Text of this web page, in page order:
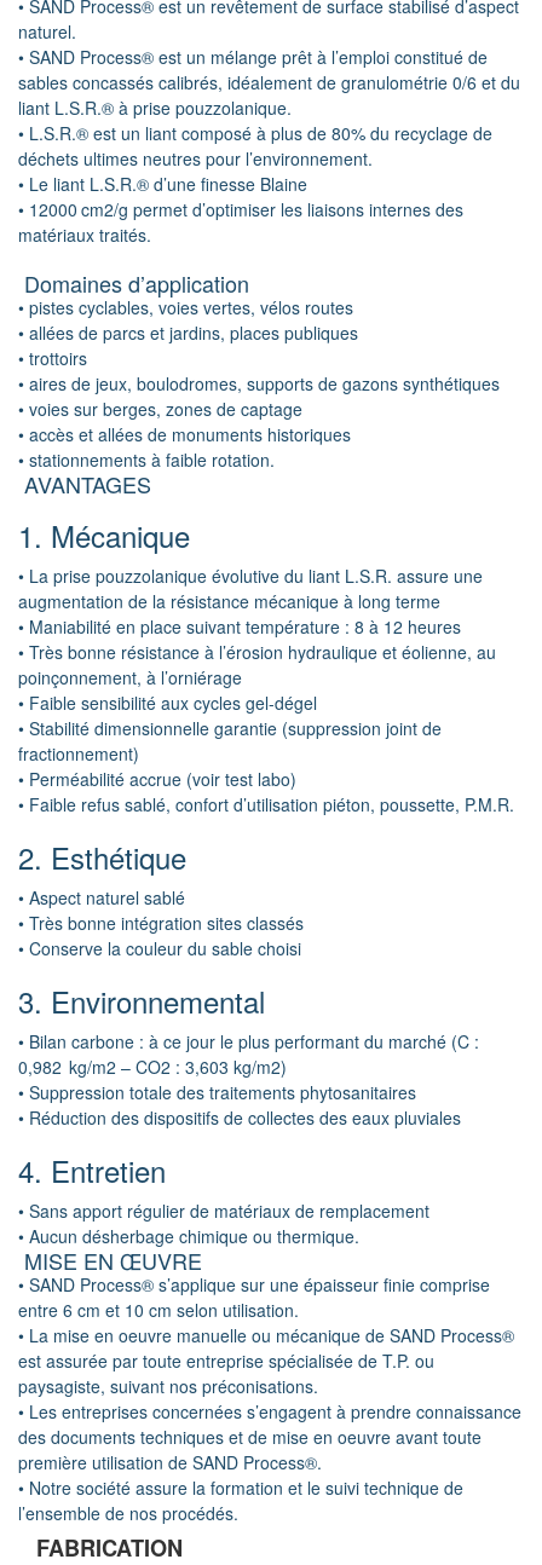
• SAND Process® est un revêtement de surface stabilisé d’aspect
naturel.
• SAND Process® est un mélange prêt à l’emploi constitué de
sables concassés calibrés, idéalement de granulométrie 0/6 et du
liant L.S.R.® à prise pouzzolanique.
• L.S.R.® est un liant composé à plus de 80% du recyclage de
déchets ultimes neutres pour l’environnement.
• Le liant L.S.R.® d’une finesse Blaine
• 12000 cm2/g permet d’optimiser les liaisons internes des
matériaux traités.
Domaines d’application
• pistes cyclables, voies vertes, vélos routes
• allées de parcs et jardins, places publiques
• trottoirs
• aires de jeux, boulodromes, supports de gazons synthétiques
• voies sur berges, zones de captage
• accès et allées de monuments historiques
• stationnements à faible rotation.
AVANTAGES
1. Mécanique
• La prise pouzzolanique évolutive du liant L.S.R. assure une
augmentation de la résistance mécanique à long terme
• Maniabilité en place suivant température : 8 à 12 heures
• Très bonne résistance à l’érosion hydraulique et éolienne, au
poinçonnement, à l’orniérage
• Faible sensibilité aux cycles gel-dégel
• Stabilité dimensionnelle garantie (suppression joint de
fractionnement)
• Perméabilité accrue (voir test labo)
• Faible refus sablé, confort d’utilisation piéton, poussette, P.M.R.
2. Esthétique
• Aspect naturel sablé
• Très bonne intégration sites classés
• Conserve la couleur du sable choisi
3. Environnemental
• Bilan carbone : à ce jour le plus performant du marché (C :
0,982 kg/m2 – CO2 : 3,603 kg/m2)
• Suppression totale des traitements phytosanitaires
• Réduction des dispositifs de collectes des eaux pluviales
4. Entretien
• Sans apport régulier de matériaux de remplacement
• Aucun désherbage chimique ou thermique.
MISE EN ŒUVRE
• SAND Process® s’applique sur une épaisseur finie comprise
entre 6 cm et 10 cm selon utilisation.
• La mise en oeuvre manuelle ou mécanique de SAND Process®
est assurée par toute entreprise spécialisée de T.P. ou
paysagiste, suivant nos préconisations.
• Les entreprises concernées s’engagent à prendre connaissance
des documents techniques et de mise en oeuvre avant toute
première utilisation de SAND Process®.
• Notre société assure la formation et le suivi technique de
l’ensemble de nos procédés.
FABRICATION